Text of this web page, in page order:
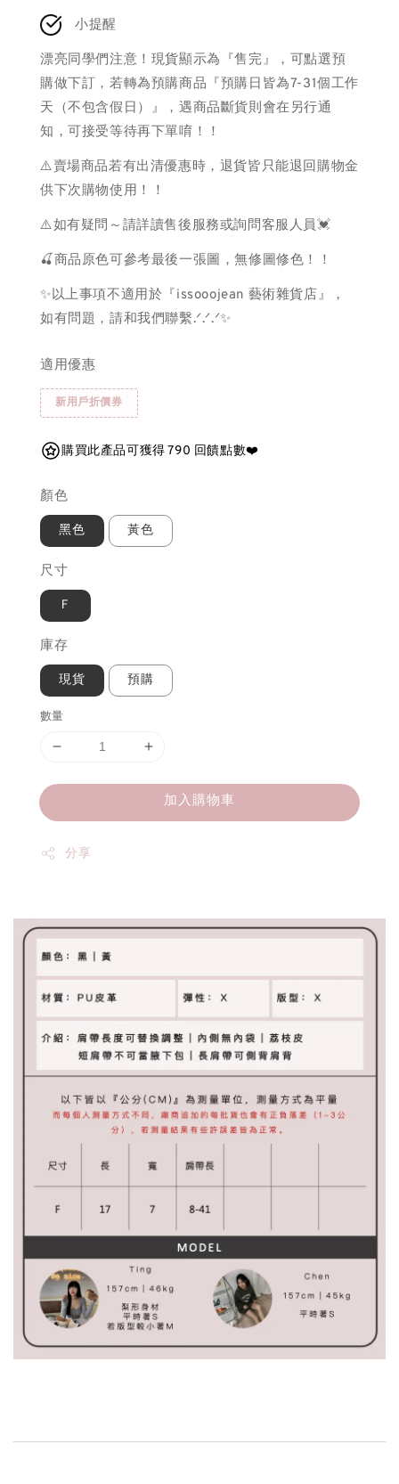
price
小提醒
漂亮同學們注意！現貨顯示為『售完』，可點選預
購做下訂，若轉為預購商品『預購日皆為7-31個工作
天（不包含假日）』，遇商品斷貨則會在另行通
知，可接受等待再下單唷！！
⚠️賣場商品若有出清優惠時，退貨皆只能退回購物金
供下次購物使用！！
⚠️如有疑問～請詳讀售後服務或詢問客服人員💓
🍒商品原色可參考最後一張圖，無修圖修色！！
✨以上事項不適用於『issooojean 藝術雜貨店』，
如有問題，請和我們聯繫.ᐟ.ᐟ.ᐟ✨
適用優惠
新用戶折價券
購買此產品可獲得 790 回饋點數❤️
顏色
黑色 黃色
尺寸
Ｆ
庫存
現貨 預購
數量
加入購物車
分享